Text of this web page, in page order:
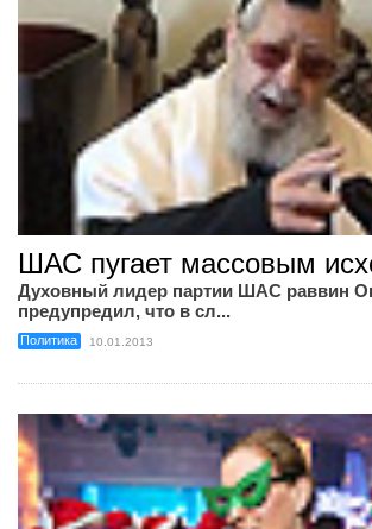
ШАС пугает массовым
Духовный лидер партии ШАС раввин
предупредил, что в сл...
Политика 10.01.2013